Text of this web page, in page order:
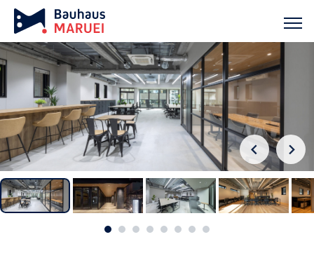
ホーム 実績紹介 chevron_right